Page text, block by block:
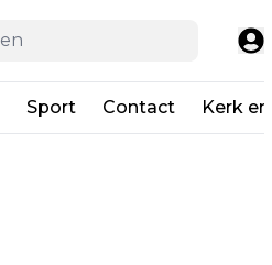
Sport Contact Kerk